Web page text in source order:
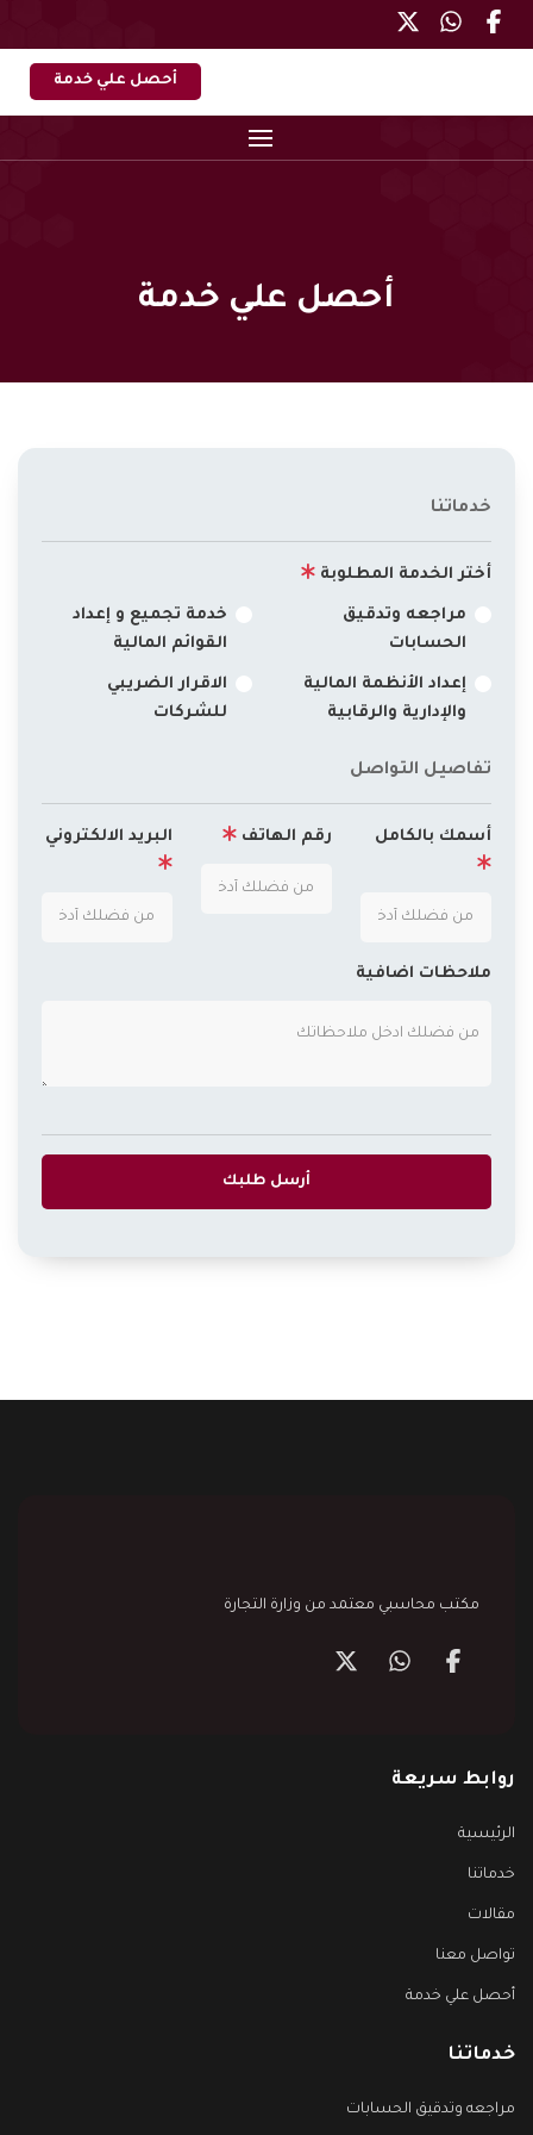
أحصل علي خدمة
أحصل علي خدمة
خدماتنا
أختر الخدمة المطلوبة
مراجعه وتدقيق
الحسابات
إعداد الأنظمة المالية
والإدارية والرقابية
خدمة تجميع و إعداد
القوائم المالية
الاقرار الضريبي
للشركات
تفاصيل التواصل
أسمك بالكامل رقم الهاتف البريد الالكتروني
ملاحظات اضافية
مكتب محاسبي معتمد من وزارة التجارة
روابط سريعة
الرئيسية
خدماتنا
مقالات
تواصل معنا
أحصل علي خدمة
خدماتنا
مراجعه وتدقيق الحسابات